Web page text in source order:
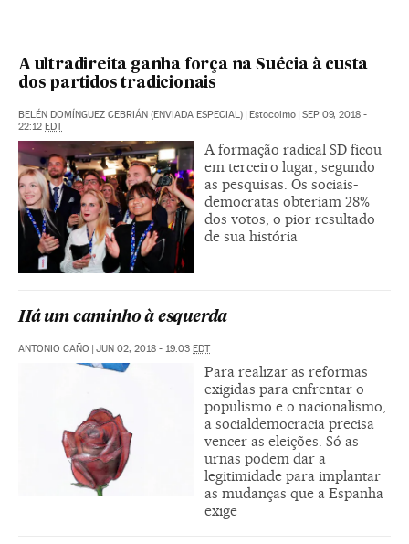
A ultradireita ganha força na Suécia à custa
dos partidos tradicionais
BELÉN DOMÍNGUEZ CEBRIÁN (ENVIADA ESPECIAL) | Estocolmo | SEP 09, 2018 -
22:12 EDT
A formação radical SD ficou
em terceiro lugar, segundo
as pesquisas. Os sociais-
democratas obteriam 28%
dos votos, o pior resultado
de sua história
Há um caminho à esquerda
ANTONIO CAÑO | JUN 02, 2018 - 19:03 EDT
Para realizar as reformas
exigidas para enfrentar o
populismo e o nacionalismo,
a socialdemocracia precisa
vencer as eleições. Só as
urnas podem dar a
legitimidade para implantar
as mudanças que a Espanha
exige